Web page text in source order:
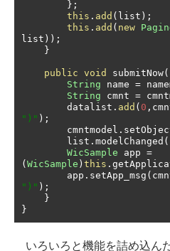
};
this . add ( list );
this . add ( new
list ));
}
public void submitNow
String name =
String cmnt =
        datalist
. add ( 0 ,
")" );
        cmntmodel
.
        list
. modelChanged
WicSample app =
( WicSample ) this .
        app
. setApp_msg (
")" );
}
}
いろいろと機能を詰め込ん